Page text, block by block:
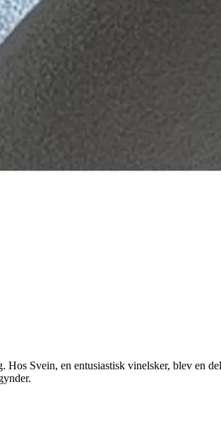
Svein, en entusiastisk vinelsker, blev en